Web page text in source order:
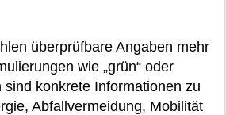
überprüfbare Angaben mehr
wie „grün“ oder
sind konkrete Informationen zu
Abfallvermeidung, Mobilität